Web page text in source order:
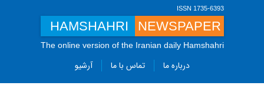
ISSN 1735-6393
HAMSHAHRI NEWSPAPER
The online version of the Iranian daily Hamshahri
درباره ما تماس با ما آرشیو